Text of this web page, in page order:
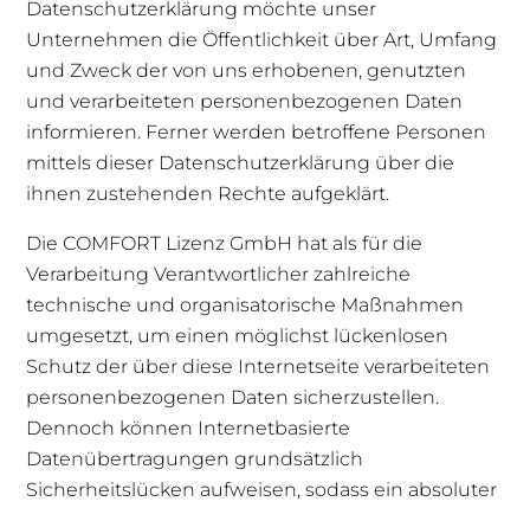
Datenschutzerklärung möchte unser
Unternehmen die Öffentlichkeit über Art, Umfang
und Zweck der von uns erhobenen, genutzten
und verarbeiteten personenbezogenen Daten
informieren. Ferner werden betroffene Personen
mittels dieser Datenschutzerklärung über die
ihnen zustehenden Rechte aufgeklärt.
Die COMFORT Lizenz GmbH hat als für die
Verarbeitung Verantwortlicher zahlreiche
technische und organisatorische Maßnahmen
umgesetzt, um einen möglichst lückenlosen
Schutz der über diese Internetseite verarbeiteten
personenbezogenen Daten sicherzustellen.
Dennoch können Internetbasierte
Datenübertragungen grundsätzlich
Sicherheitslücken aufweisen, sodass ein absoluter